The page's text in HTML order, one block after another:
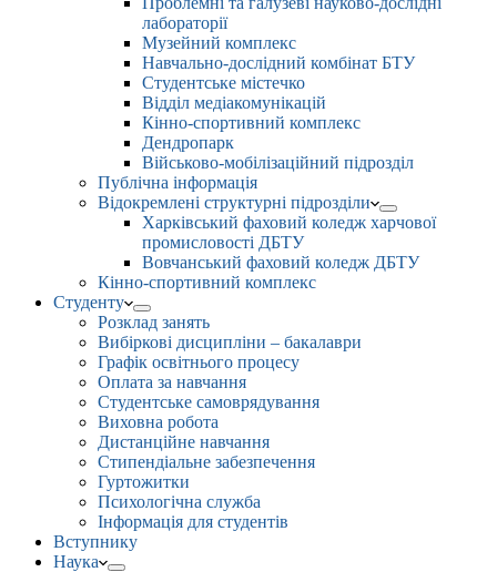
лабораторії
Музейний комплекс
Навчально-дослідний комбінат БТУ
Студентське містечко
Відділ медіакомунікацій
Кінно-спортивний комплекс
Дендропарк
Військово-мобілізаційний підрозділ
Публічна інформація
Відокремлені структурні підрозділи
Харківський фаховий коледж харчової
промисловості ДБТУ
Вовчанський фаховий коледж ДБТУ
Кінно-спортивний комплекс
Студенту
Розклад занять
Вибіркові дисципліни – бакалаври
Графік освітнього процесу
Оплата за навчання
Студентське самоврядування
Виховна робота
Дистанційне навчання
Стипендіальне забезпечення
Гуртожитки
Психологічна служба
Інформація для студентів
Вступнику
Наука